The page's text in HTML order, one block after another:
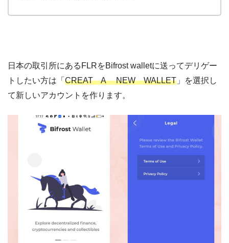
日本の取引所にあるFLRをBifrost walletに送ってデリゲー
トしたい方は「 CREAT A NEW WALLET 」を選択し
て新しいアカウントを作ります。